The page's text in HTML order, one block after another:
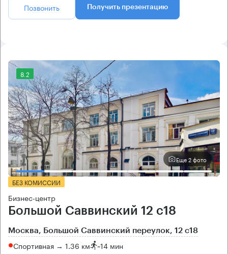
Позвонить Получить презентацию
8.2
Еще 2 фото
БЕЗ КОМИССИИ
Бизнес-центр
Большой Саввинский 12 с18
Москва, Большой Саввинский переулок, 12 с18
Спортивная → 1.36 км ~14 мин